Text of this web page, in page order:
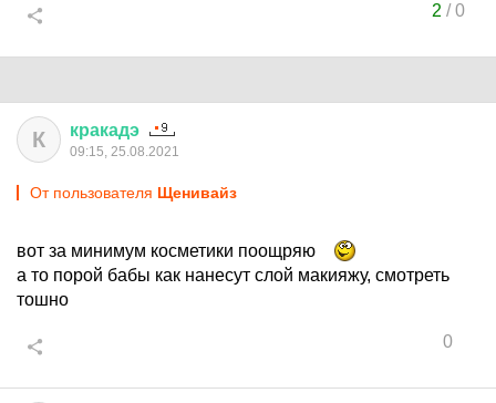
2 /0
К кракадэ
09:15, 25.08.2021
От пользователя Щенивайз
вот за минимум косметики поощряю
а то порой бабы как нанесут слой макияжу, смотреть
тошно
0